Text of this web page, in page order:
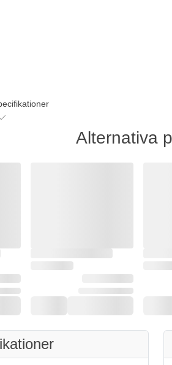
Alternativa